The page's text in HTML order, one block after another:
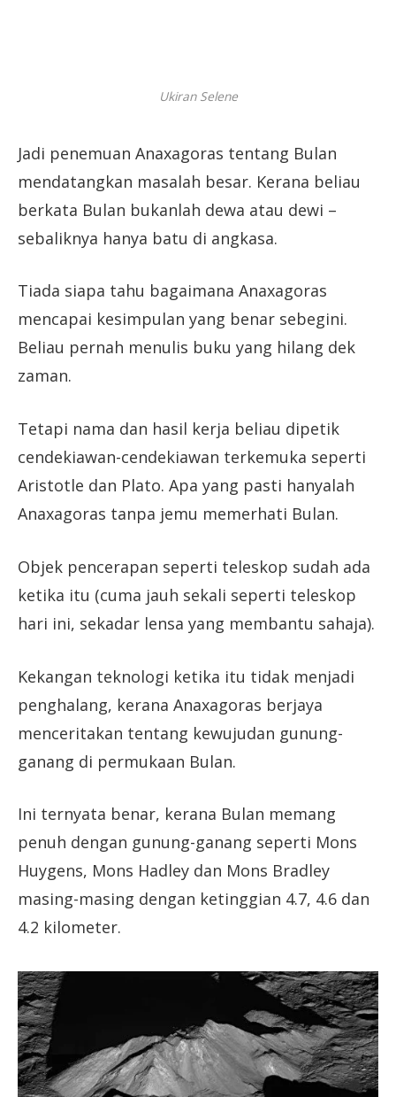
Ukiran Selene
Jadi penemuan Anaxagoras tentang Bulan
mendatangkan masalah besar. Kerana beliau
berkata Bulan bukanlah dewa atau dewi –
sebaliknya hanya batu di angkasa.
Tiada siapa tahu bagaimana Anaxagoras
mencapai kesimpulan yang benar sebegini.
Beliau pernah menulis buku yang hilang dek
zaman.
Tetapi nama dan hasil kerja beliau dipetik
cendekiawan-cendekiawan terkemuka seperti
Aristotle dan Plato. Apa yang pasti hanyalah
Anaxagoras tanpa jemu memerhati Bulan.
Objek pencerapan seperti teleskop sudah ada
ketika itu (cuma jauh sekali seperti teleskop
hari ini, sekadar lensa yang membantu sahaja).
Kekangan teknologi ketika itu tidak menjadi
penghalang, kerana Anaxagoras berjaya
menceritakan tentang kewujudan gunung-
ganang di permukaan Bulan.
Ini ternyata benar, kerana Bulan memang
penuh dengan gunung-ganang seperti Mons
Huygens, Mons Hadley dan Mons Bradley
masing-masing dengan ketinggian 4.7, 4.6 dan
4.2 kilometer.